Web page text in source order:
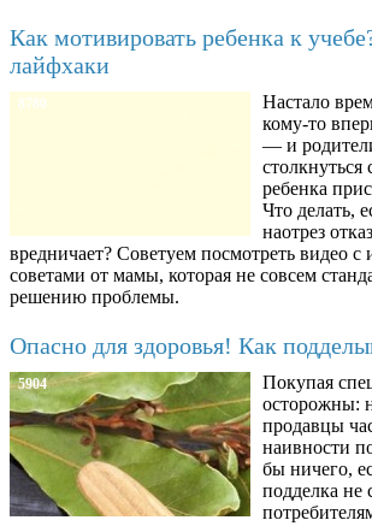
Как мотивировать ребенка к
лайфхаки
8780
Настало
кому-то
— и
ребенка
Что делать,
наотрез
вредничает? Советуем посмотреть видео с
советами от мамы, которая не совсем
решению проблемы.
Опасно для здоровья! Как
5904
Покупая
осторожны:
продавцы
наивности
бы ничего,
подделка не